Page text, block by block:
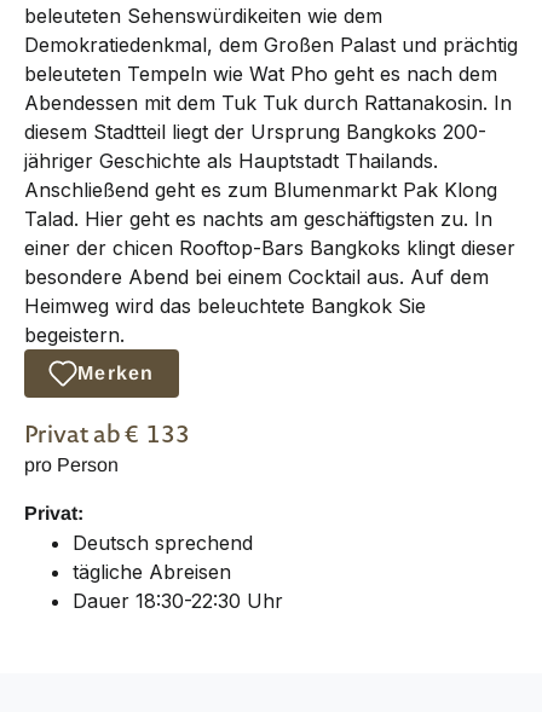
beleuteten Sehenswürdikeiten wie dem
Demokratiedenkmal, dem Großen Palast und prächtig
beleuteten Tempeln wie Wat Pho geht es nach dem
Abendessen mit dem Tuk Tuk durch Rattanakosin. In
diesem Stadtteil liegt der Ursprung Bangkoks 200-
jähriger Geschichte als Hauptstadt Thailands.
Anschließend geht es zum Blumenmarkt Pak Klong
Talad. Hier geht es nachts am geschäftigsten zu. In
einer der chicen Rooftop-Bars Bangkoks klingt dieser
besondere Abend bei einem Cocktail aus. Auf dem
Heimweg wird das beleuchtete Bangkok Sie
begeistern.
Merken
Privatab € 133
pro Person
Privat:
Deutsch sprechend
tägliche Abreisen
Dauer 18:30-22:30 Uhr